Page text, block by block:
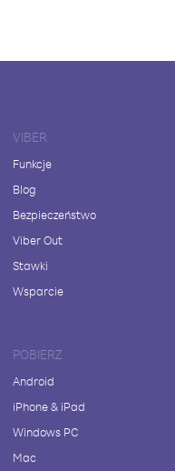
VIBER
Funkcje
Blog
Bezpieczeństwo
Viber Out
Stawki
Wsparcie
POBIERZ
Android
iPhone & iPad
Windows PC
Mac